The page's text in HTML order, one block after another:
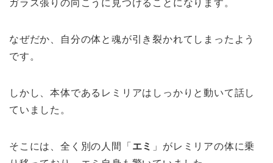
ガラス張りの向こうに見つけることになります。
なぜだか、自分の体と魂が引き裂かれてしまったよう
です。
しかし、本体であるレミリアはしっかりと動いて話し
ていました。
そこには、全く別の人間「 エミ
」がレミリアの体に乗